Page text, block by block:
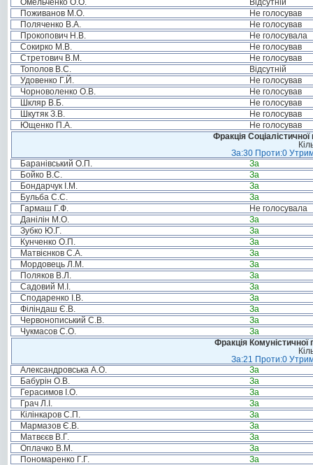
Омельченко О.О.
Відсутній
Поживанов М.О.
Не голосував
Поляченко В.А.
Не голосував
Прокопович Н.В.
Не голосувала
Сокирко М.В.
Не голосував
Стретович В.М.
Не голосував
Тополов В.С.
Відсутній
Удовенко Г.Й.
Не голосував
Чорноволенко О.В.
Не голосував
Шкляр В.Б.
Не голосував
Шкутяк З.В.
Не голосував
Ющенко П.А.
Не голосував
Фракція Соціалістичної
За:30 Проти:0
Баранівський О.П.
За
Бойко В.С.
За
Бондарчук І.М.
За
Бульба С.С.
За
Гармаш Г.Ф.
Не голосувала
Данілін М.О.
За
Зубко Ю.Г.
За
Кунченко О.П.
За
Матвієнков С.А.
За
Мордовець Л.М.
За
Поляков В.Л.
За
Садовий М.І.
За
Сподаренко І.В.
За
Філіндаш Є.В.
За
Червонописький С.В.
За
Чукмасов С.О.
За
Фракція Комуністичної
За:21 Проти:0
Александровська А.О.
За
Бабурін О.В.
За
Герасимов І.О.
За
Грач Л.І.
За
Кілінкаров С.П.
За
Мармазов Є.В.
За
Матвєєв В.Г.
За
Оплачко В.М.
За
Пономаренко Г.Г.
За